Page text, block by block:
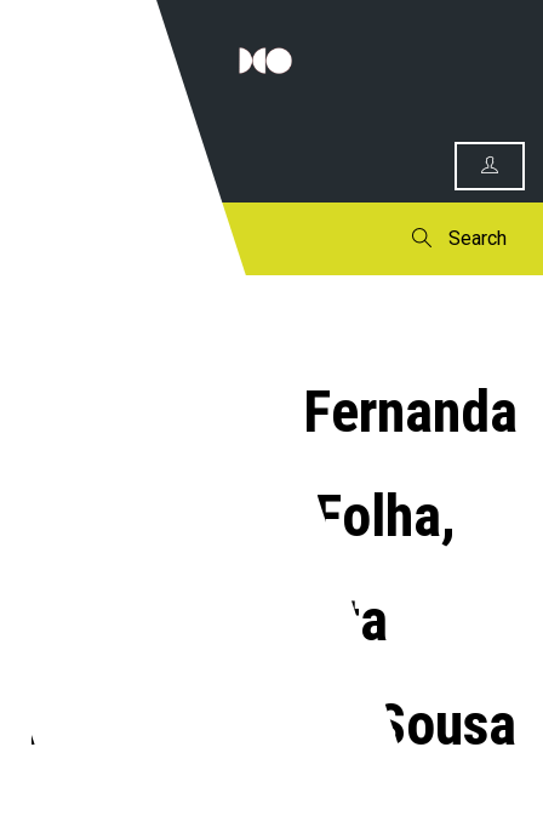
Search
A jornalista Fernanda
Mena, da Folha,
entrevista
Boaventura de Sousa